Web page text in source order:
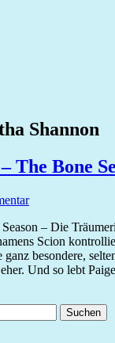
Shannon
The Bone
Season – Die
Scion
ganz besondere,
Und so lebt
Suchen